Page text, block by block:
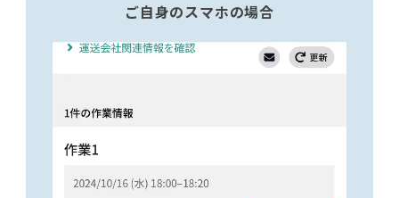
ご自身のスマホの場合